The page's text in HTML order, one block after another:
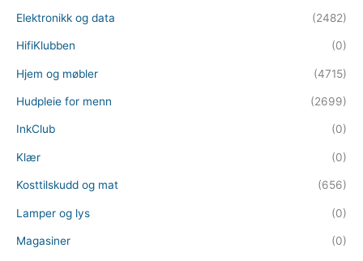
Elektronikk og data (2482)
HifiKlubben (0)
Hjem og møbler (4715)
Hudpleie for menn (2699)
InkClub (0)
Klær (0)
Kosttilskudd og mat (656)
Lamper og lys (0)
Magasiner (0)